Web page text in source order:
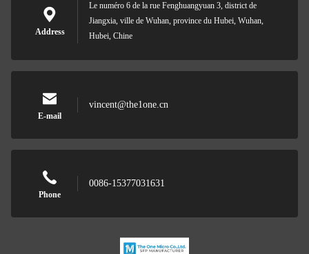
Address
Le numéro 6 de la rue Fenghuangyuan 3, district de
Jiangxia, ville de Wuhan, province du Hubei, Wuhan,
Hubei, Chine
E-mail
vincent@the1one.cn
Phone
0086-15377031631